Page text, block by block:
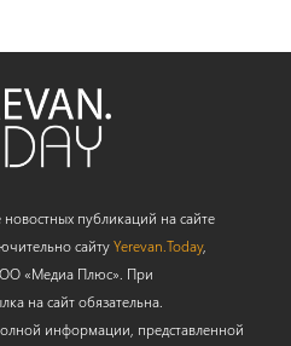
публикаций на сайте
сайтуYerevan.Today,
«Медиа Плюс». При
на сайт обязательна.
информации, представленной